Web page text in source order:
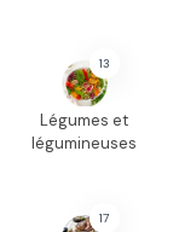
13
Légumes et
légumineuses
17